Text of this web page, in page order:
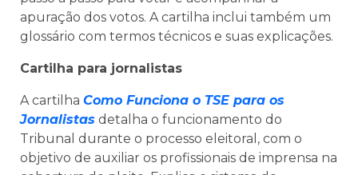
apuração dos votos. A cartilha inclui também um
glossário com termos técnicos e suas explicações.
Cartilha para jornalistas
A cartilha Como Funciona o TSE para os
Jornalistas detalha o funcionamento do
Tribunal durante o processo eleitoral, com o
objetivo de auxiliar os profissionais de imprensa na